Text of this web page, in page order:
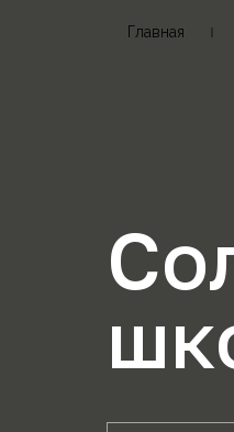
Главная